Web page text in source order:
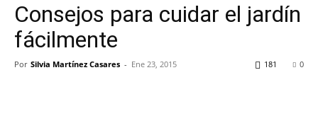
Consejos para cuidar el jardín
fácilmente
Por Silvia Martínez Casares - Ene 23, 2015 0
181